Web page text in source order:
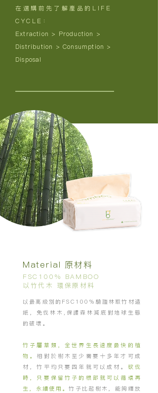
在選購前先了解產品的LIFE
CYCLE：
​Extraction > Production >
Distribution > Consumption >
Disposal
Material 原材料
FSC100% BAMBOO
以竹代木 環保原材料
以最高級別的FSC100%驗證林取竹材造
紙，免伐林木,保護森林減底對地球生態
的破壞。
竹子屬草類，全世界生長速度最快的植
物。 相對於樹木至少需要十多年才可成
材，竹平均只要四年就可以成材。 砍伐
時，只要保留竹子的根部就可以循環再
生，永續使用。竹子比起樹木，能夠釋放